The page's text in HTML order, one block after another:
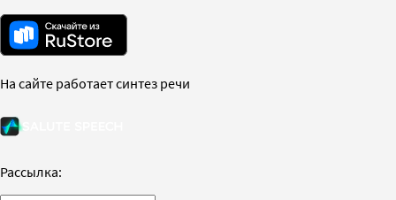
На сайте работает синтез речи
Рассылка: